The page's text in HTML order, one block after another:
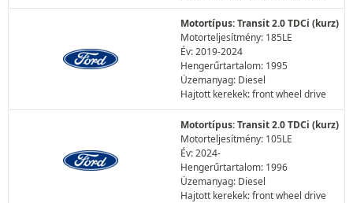
Motortípus: Transit 2.0 TDCi (kurz)
Motorteljesítmény: 185LE
Év: 2019-2024
Hengerűrtartalom: 1995
Üzemanyag: Diesel
Hajtott kerekek: front wheel drive
Motortípus: Transit 2.0 TDCi (kurz)
Motorteljesítmény: 105LE
Év: 2024-
Hengerűrtartalom: 1996
Üzemanyag: Diesel
Hajtott kerekek: front wheel drive